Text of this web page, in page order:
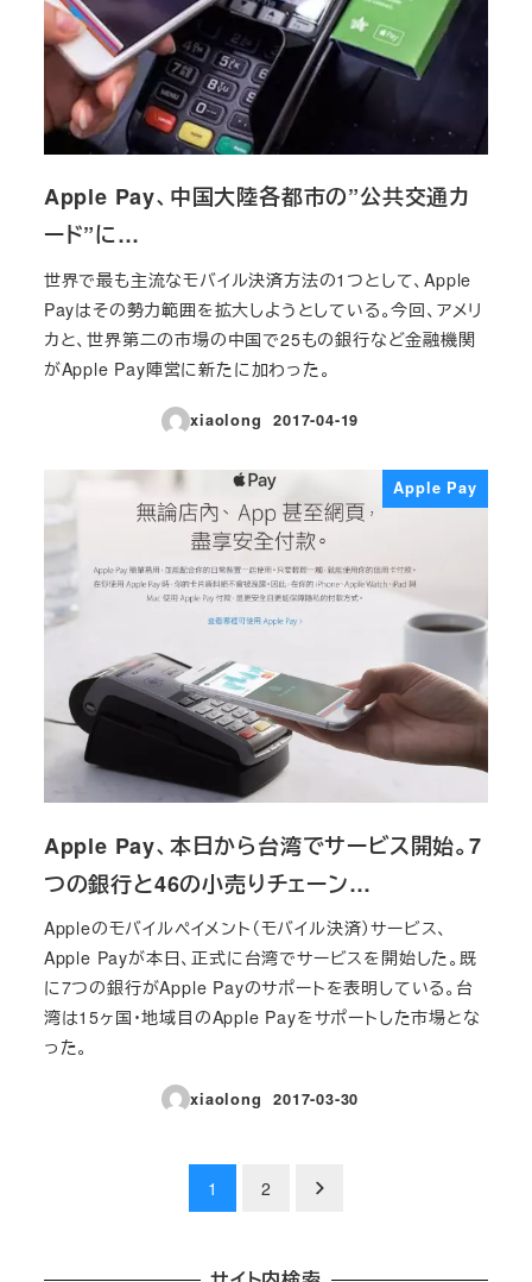
Apple Pay、中国大陸各都市の”公共交通カ
ード”に…
世界で最も主流なモバイル決済方法の1つとして、Apple
Payはその勢力範囲を拡大しようとしている。今回、アメリ
カと、世界第二の市場の中国で25もの銀行など金融機関
がApple Pay陣営に新たに加わった。
xiaolong
投稿日
2017-04-19
Apple Pay
Apple Pay、本日から台湾でサービス開始。7
つの銀行と46の小売りチェーン…
Appleのモバイルペイメント（モバイル決済）サービス、
Apple Payが本日、正式に台湾でサービスを開始した。既
に7つの銀行がApple Payのサポートを表明している。台
湾は15ヶ国・地域目のApple Payをサポートした市場とな
った。
xiaolong
投稿日
2017-03-30
1 2